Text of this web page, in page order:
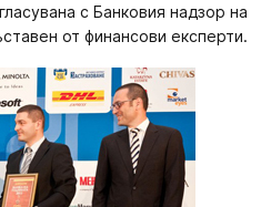
с Банковия надзор на
от финансови експерти.